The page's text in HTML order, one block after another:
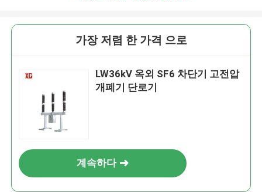
가장 저렴 한 가격 으로
LW36kV 옥외 SF6 차단기 고전압
개폐기 단로기
계속하다